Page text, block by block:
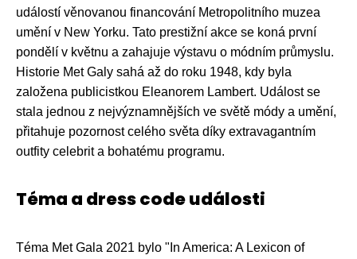
událostí věnovanou financování Metropolitního muzea
umění v New Yorku. Tato prestižní akce se koná první
pondělí v květnu a zahajuje výstavu o módním průmyslu.
Historie Met Galy sahá až do roku 1948, kdy byla
založena publicistkou Eleanorem Lambert. Událost se
stala jednou z nejvýznamnějších ve světě módy a umění,
přitahuje pozornost celého světa díky extravagantním
outfity celebrit a bohatému programu.
Téma a dress code události
Téma Met Gala 2021 bylo "In America: A Lexicon of